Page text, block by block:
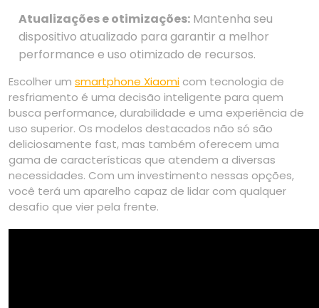
Atualizações e otimizações: Mantenha seu
dispositivo atualizado para garantir a melhor
performance e uso otimizado de recursos.
Escolher um smartphone Xiaomi com tecnologia de
resfriamento é uma decisão inteligente para quem
busca performance, durabilidade e uma experiência de
uso superior. Os modelos destacados não só são
deliciosamente fast, mas também oferecem uma
gama de características que atendem a diversas
necessidades. Com um investimento nessas opções,
você terá um aparelho capaz de lidar com qualquer
desafio que vier pela frente.